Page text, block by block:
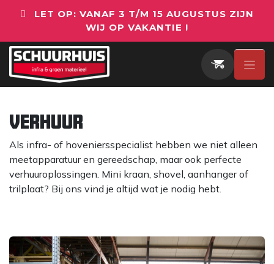
LET OP: VANAF 3 T/M 15 AUGUSTUS ZIJN
WIJ OP VAKANTIE !
verhuur
Als infra- of hoveniersspecialist hebben we niet alleen
meetapparatuur en gereedschap, maar ook perfecte
verhuuroplossingen. Mini kraan, shovel, aanhanger of
trilplaat? Bij ons vind je altijd wat je nodig hebt.